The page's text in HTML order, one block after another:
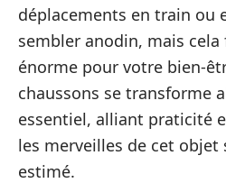
déplacements en train ou
sembler anodin, mais
énorme pour votre bien-
chaussons se transforme
essentiel, alliant praticité
les merveilles de cet objet
estimé.